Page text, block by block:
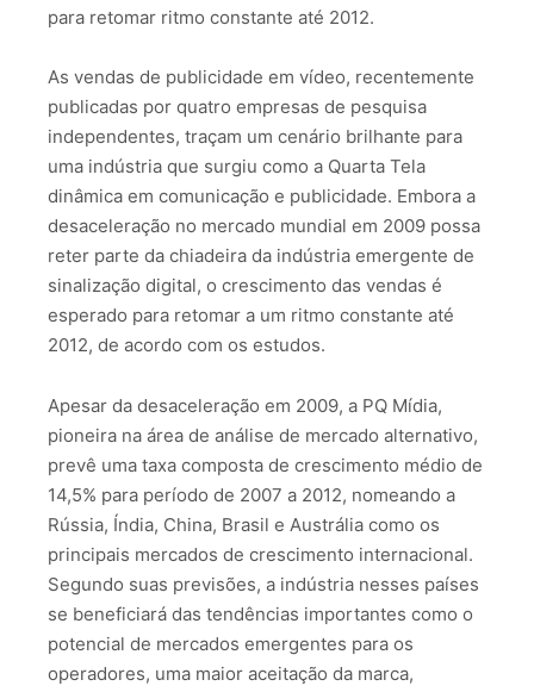
para retomar ritmo constante até 2012.
As vendas de publicidade em vídeo, recentemente
publicadas por quatro empresas de pesquisa
independentes, traçam um cenário brilhante para
uma indústria que surgiu como a Quarta Tela
dinâmica em comunicação e publicidade. Embora a
desaceleração no mercado mundial em 2009 possa
reter parte da chiadeira da indústria emergente de
sinalização digital, o crescimento das vendas é
esperado para retomar a um ritmo constante até
2012, de acordo com os estudos.
Apesar da desaceleração em 2009, a PQ Mídia,
pioneira na área de análise de mercado alternativo,
prevê uma taxa composta de crescimento médio de
14,5% para período de 2007 a 2012, nomeando a
Rússia, Índia, China, Brasil e Austrália como os
principais mercados de crescimento internacional.
Segundo suas previsões, a indústria nesses países
se beneficiará das tendências importantes como o
potencial de mercados emergentes para os
operadores, uma maior aceitação da marca,